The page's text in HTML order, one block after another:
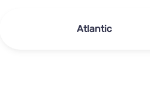
Atlantic